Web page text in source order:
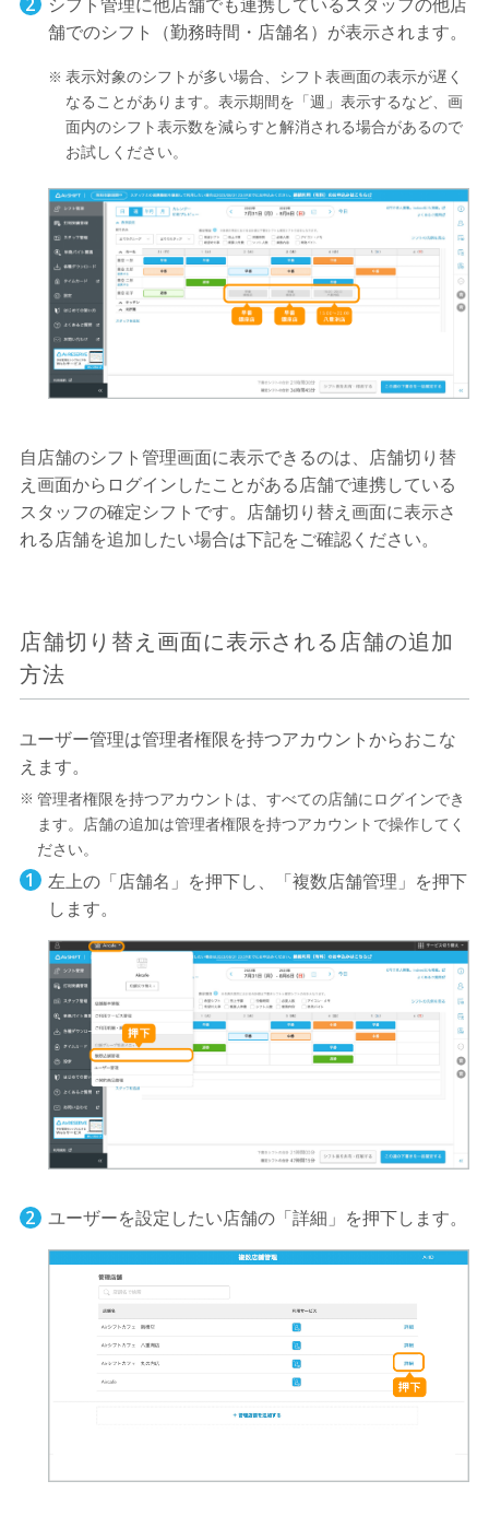
舗でのシフト（勤務時間・店舗名）が表示されます。
表示対象のシフトが多い場合、シフト表画面の表示が遅く
なることがあります。表示期間を「週」表示するなど、画
面内のシフト表示数を減らすと解消される場合があるので
お試しください。
自店舗のシフト管理画面に表示できるのは、店舗切り替
え画面からログインしたことがある店舗で連携している
スタッフの確定シフトです。店舗切り替え画面に表示さ
れる店舗を追加したい場合は下記をご確認ください。
店舗切り替え画面に表示される店舗の追加
方法
ユーザー管理は管理者権限を持つアカウントからおこな
えます。
管理者権限を持つアカウントは、すべての店舗にログインでき
ます。店舗の追加は管理者権限を持つアカウントで操作してく
ださい。
左上の「店舗名」を押下し、「複数店舗管理」を押下
します。
ユーザーを設定したい店舗の「詳細」を押下します。